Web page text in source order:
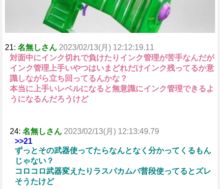
21: 名無しさん 2023/02/13(月) 12:12:19.11
対面中にインク切れで負けたりインク管理が苦手なんだが
インク管理上手いやつはいまどれだけインク残ってるか意
識しながら立ち回ってるんかな？
本当に上手いレベルになると無意識にインク管理できるよ
うになるんだろうけど
24: 名無しさん 2023/02/13(月) 12:13:49.79
>>21
ずっとその武器使ってたらなんとなく分かってくるもん
じゃない？
コロコロ武器変えたりラスパカムバ普段使ってるとズレ
そうたけど